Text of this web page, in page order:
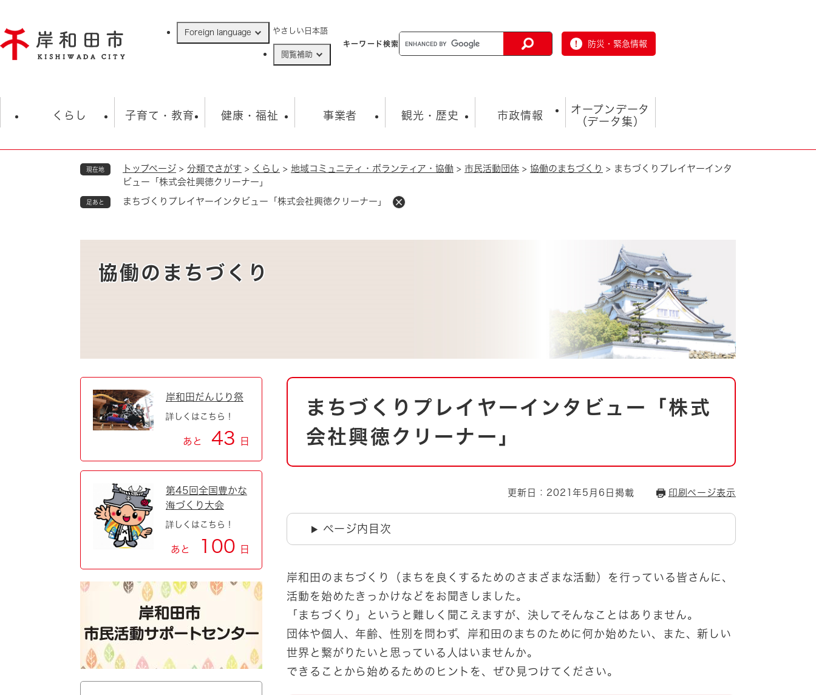
ジ
の
Foreign language やさしい日本語
閲覧補助
キーワード検索 防災・緊急情報
くらし
住民票・戸籍
保険・年金
自然・環境・公園 住宅
道路・河川・交通 まちづくり
国際交流
子育て・教育
学校 子育て
健康・福祉
福祉・健康・生活 生涯学習・スポーツ
事業者
入札・契約情報 まちづくり・協働
産業振興
観光・歴史
観光 観光スポット
歴史 動画情報
市政情報
市の概要 総合計画
行財政
オープンデータ
（データ集）
オープンデータ
現在地 トップページ > 分類でさがす > くらし > 地域コミュニティ・ボランティア・協働 > 市民活動団体 > 協働のまちづくり > まちづくりプレイヤーインタ
ビュー「株式会社興徳クリーナー」
足あと まちづくりプレイヤーインタビュー「株式会社興徳クリーナー」
協働のまちづくり
まちづくりプレイヤーインタビュー「株式
会社興徳クリーナー」
更新日：2021年5月6日掲載 印刷ページ表示
ページ内目次
岸和田のまちづくり（まちを良くするためのさまざまな活動）を行っている皆さんに、
活動を始めたきっかけなどをお聞きしました。
「まちづくり」というと難しく聞こえますが、決してそんなことはありません。
団体や個人、年齢、性別を問わず、岸和田のまちのために何か始めたい、また、新しい
世界と繋がりたいと思っている人はいませんか。
できることから始めるためのヒントを、ぜひ見つけてください。
岸和田だんじり祭
詳しくはこちら！
あと 43 日
第45回全国豊かな
海づくり大会
詳しくはこちら！
あと 100 日